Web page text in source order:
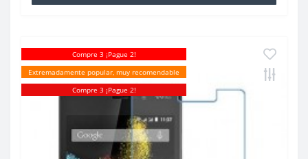
Compre 3 ¡Pague 2!
Extremadamente popular, muy recomendable
Compre 3 ¡Pague 2!